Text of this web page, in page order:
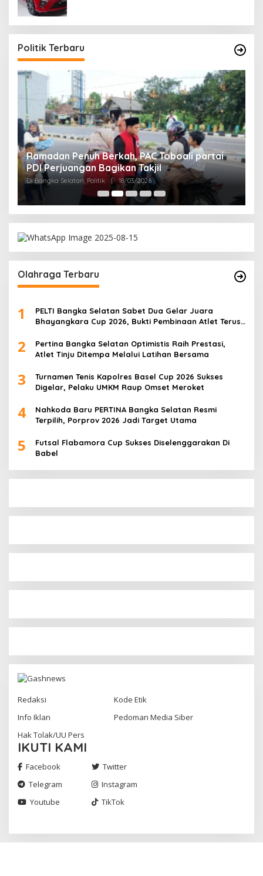
Politik Terbaru
Ramadan Penuh Berkah, PAC Toboali partai
PDI Perjuangan Bagikan Takjil
Di Bangka Selatan, Politik | 18/03/2026
Olahraga Terbaru
1
PELTI Bangka Selatan Sabet Dua Gelar Juara
Bhayangkara Cup 2026, Bukti Pembinaan Atlet Terus
2
Pertina Bangka Selatan Optimistis Raih Prestasi,
Atlet Tinju Ditempa Melalui Latihan Bersama
3
Turnamen Tenis Kapolres Basel Cup 2026 Sukses
Digelar, Pelaku UMKM Raup Omset Meroket
4
Nahkoda Baru PERTINA Bangka Selatan Resmi
Terpilih, Porprov 2026 Jadi Target Utama
5
Futsal Flabamora Cup Sukses Diselenggarakan Di
Babel
Redaksi
Kode Etik
Info Iklan
Pedoman Media Siber
Hak Tolak/UU Pers
IKUTI KAMI
Facebook
Twitter
Telegram
Instagram
Youtube
TikTok